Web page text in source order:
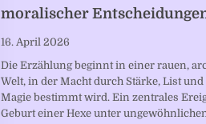
moralischer
16. April 2026
Die Erzählung beginnt in einer rauen,
Welt, in der Macht durch Stärke, List und
Magie bestimmt wird. Ein zentrales
Geburt einer Hexe unter